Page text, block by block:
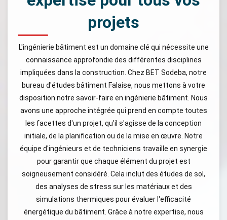
projets
L'ingénierie bâtiment est un domaine clé qui nécessite une
connaissance approfondie des différentes disciplines
impliquées dans la construction. Chez BET Sodeba, notre
bureau d'études bâtiment Falaise, nous mettons à votre
disposition notre savoir-faire en ingénierie bâtiment. Nous
avons une approche intégrée qui prend en compte toutes
les facettes d'un projet, qu'il s'agisse de la conception
initiale, de la planification ou de la mise en œuvre. Notre
équipe d'ingénieurs et de techniciens travaille en synergie
pour garantir que chaque élément du projet est
soigneusement considéré. Cela inclut des études de sol,
des analyses de stress sur les matériaux et des
simulations thermiques pour évaluer l'efficacité
énergétique du bâtiment. Grâce à notre expertise, nous